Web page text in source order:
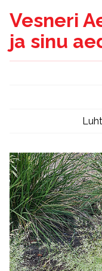
Vesneri
ja sinu